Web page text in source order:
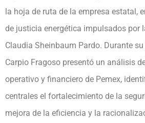
la hoja de ruta de la empresa estatal,
de justicia energética impulsados por
Claudia Sheinbaum Pardo. Durante
Carpio Fragoso presentó un análisis
operativo y financiero de Pemex,
centrales el fortalecimiento de la
mejora de la eficiencia y la